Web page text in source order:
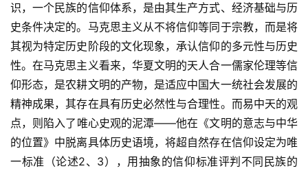
识，一个民族的信仰体系，是由其生产方式、经济基础与历
史条件决定的。马克思主义从不将信仰等同于宗教，而是将
其视为特定历史阶段的文化现象，承认信仰的多元性与历史
性。在马克思主义看来，华夏文明的天人合一儒家伦理等信
仰形态，是农耕文明的产物，是适应中国大一统社会发展的
精神成果，其存在具有历史必然性与合理性。而易中天的观
点，则陷入了唯心史观的泥潭——他在《文明的意志与中华
的位置》中脱离具体历史语境，将超自然存在信仰设定为唯
一标准（论述2、3），用抽象的信仰标准评判不同民族的